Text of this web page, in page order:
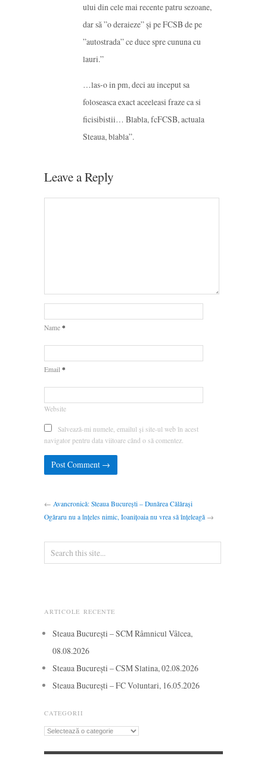
ului din cele mai recente patru sezoane,
dar să ”o deraieze” și pe FCSB de pe
”autostrada” ce duce spre cununa cu
lauri.”
…las-o in pm, deci au inceput sa
foloseasca exact aceeleasi fraze ca si
ficisibistii… Blabla, fcFCSB, actuala
Steaua, blabla”.
Leave a Reply
Name *
Email *
Website
Salvează-mi numele, emailul și site-ul web în acest
navigator pentru data viitoare când o să comentez.
← Avancronică: Steaua București – Dunărea Călărași
Ogăraru nu a înțeles nimic, Ioanițoaia nu vrea să înțeleagă →
ARTICOLE RECENTE
Steaua București – SCM Râmnicul Vâlcea,
08.08.2026
Steaua București – CSM Slatina, 02.08.2026
Steaua București – FC Voluntari, 16.05.2026
CATEGORII
Categorii